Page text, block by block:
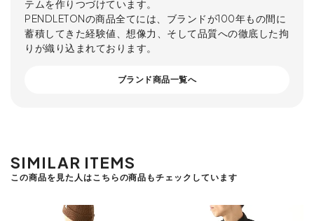
テムを作りつづけています。
PENDLETONの商品全てには、ブランドが100年もの間に
蓄積してきた経験値、想像力、そして品質への徹底した拘
りが織り込まれております。
ブランド商品一覧へ
SIMILAR ITEMS
この商品を見た人はこちらの商品もチェックしています